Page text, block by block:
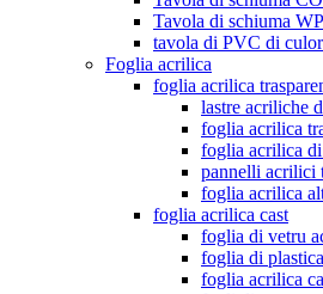
Tavola di schiuma
tavola di PVC di
Foglia acrilica
foglia acrilica
lastre acriliche
foglia acrilica
foglia acrilica di
pannelli acrilici
foglia acrilica
foglia acrilica cast
foglia di vetru
foglia di
foglia acrilica